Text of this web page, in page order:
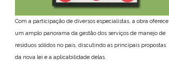
Com a participação de diversos especialistas, a obra oferece
um amplo panorama da gestão dos serviços de manejo de
resíduos sólidos no país, discutindo as principais propostas
da nova lei e a aplicabilidade delas.